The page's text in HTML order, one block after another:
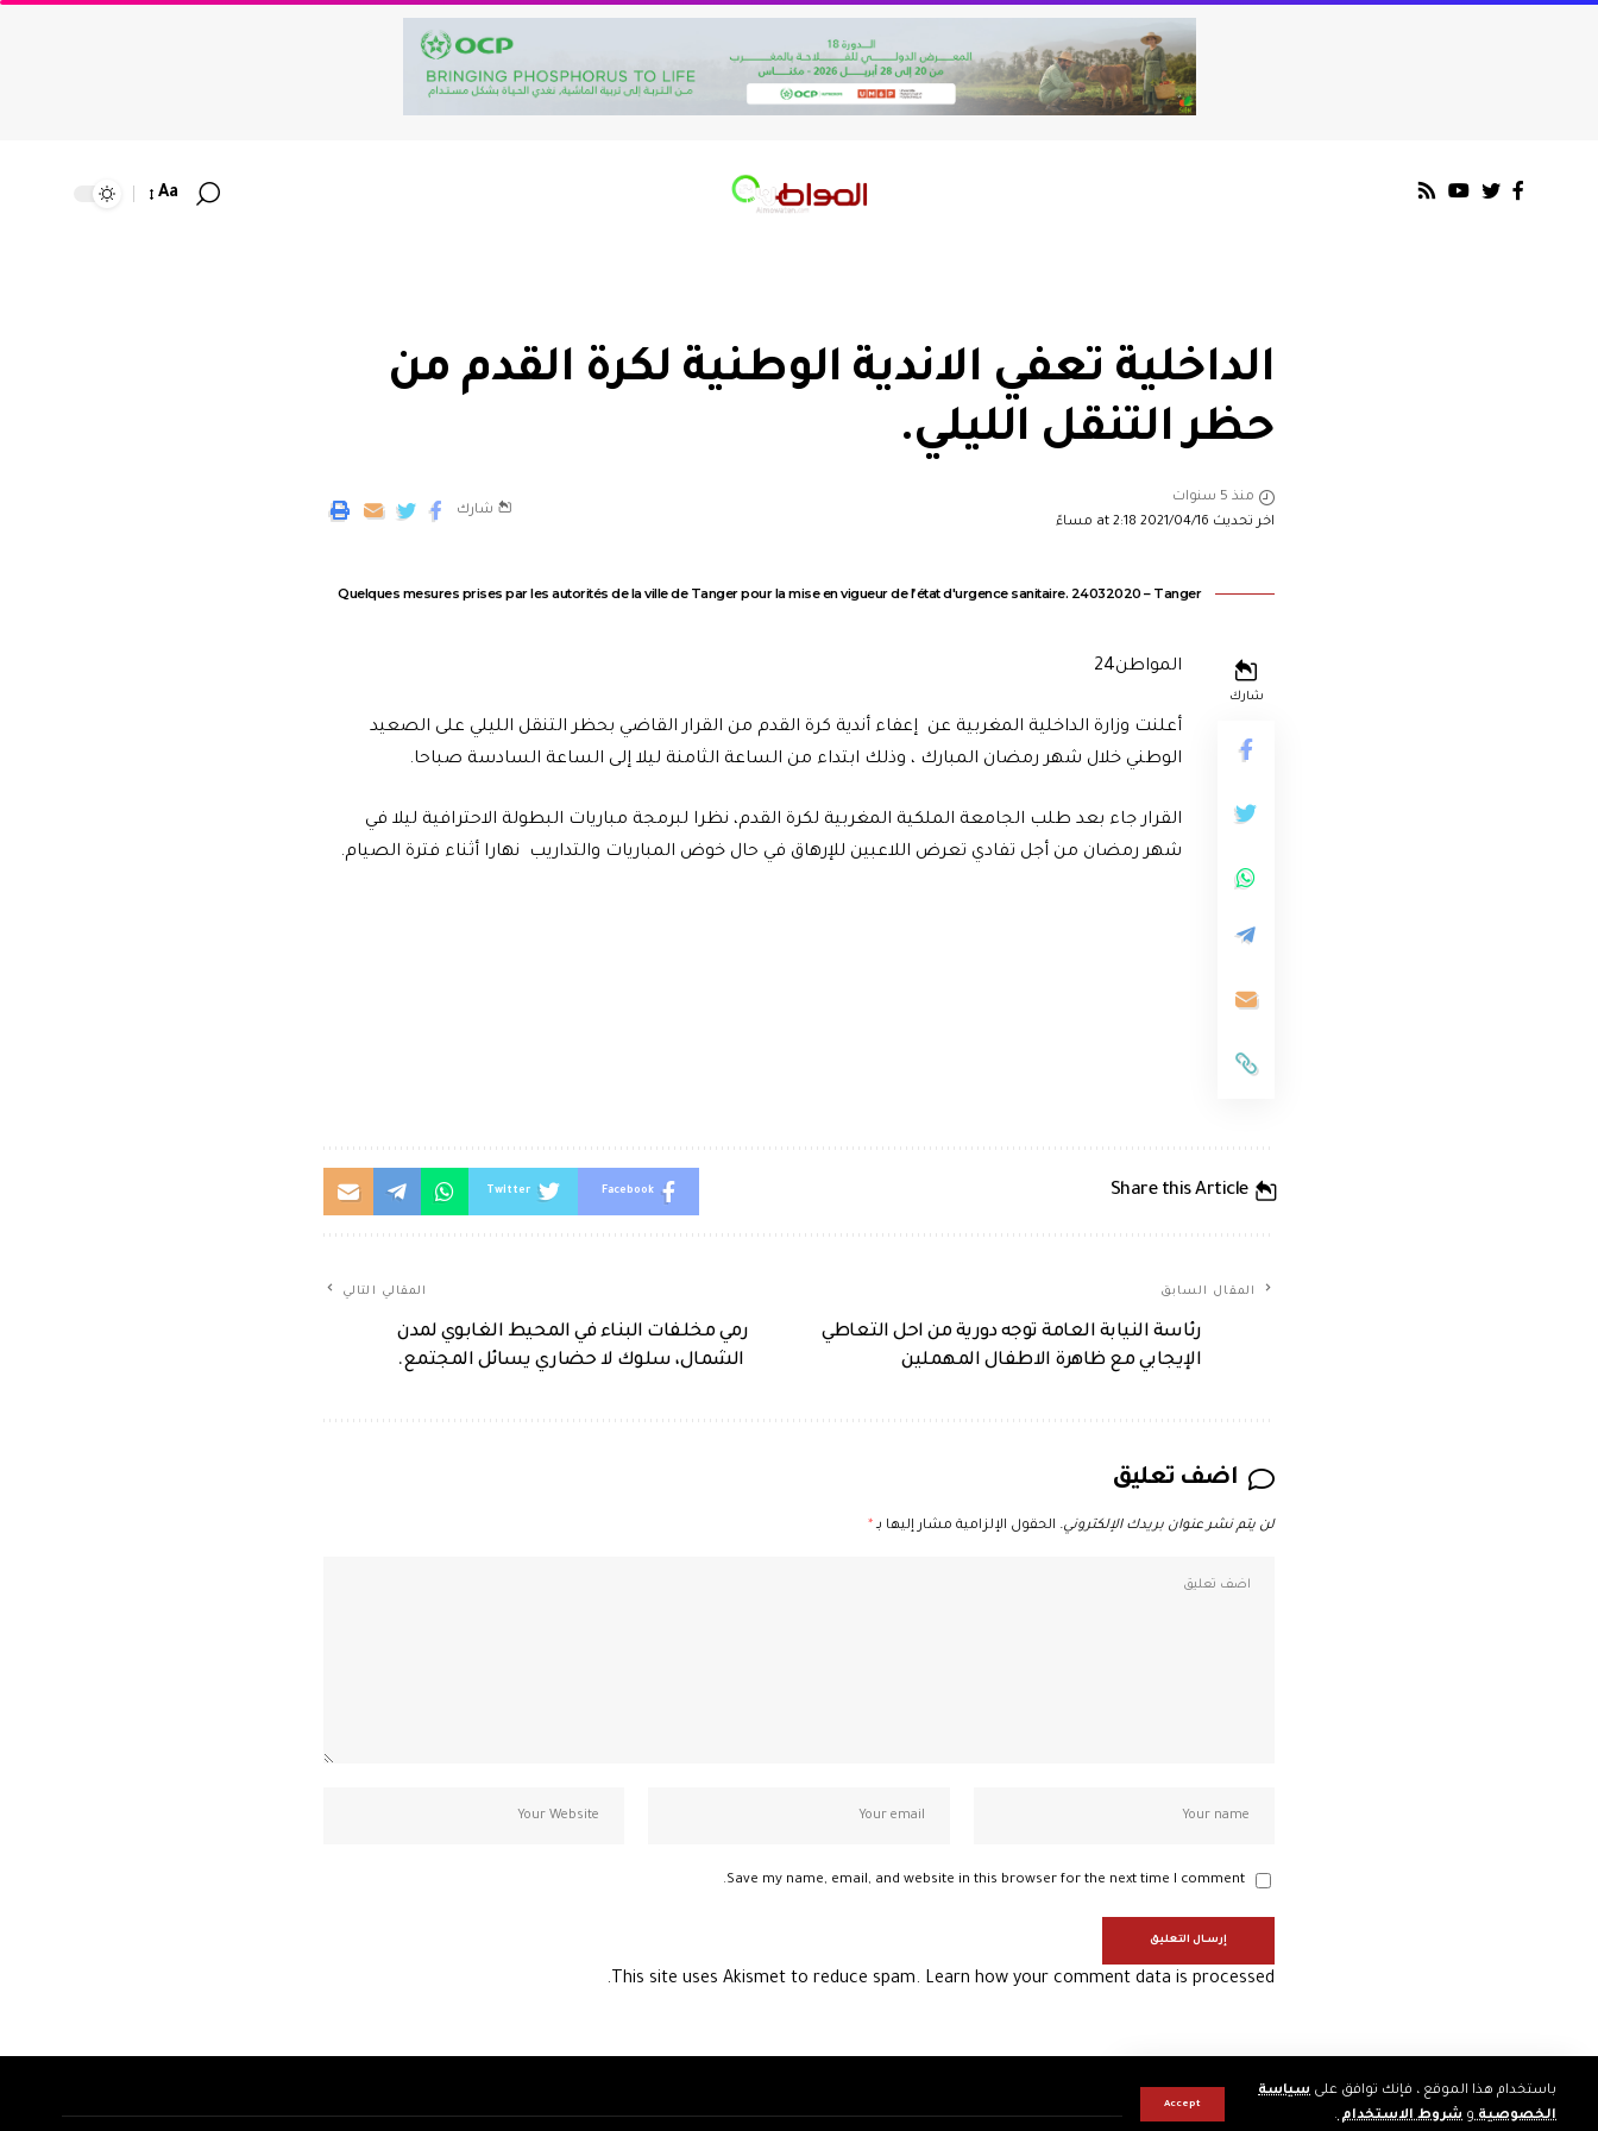
باستخدام هذا الموقع ، فإنك توافق على سياسة
الخصوصيةو شروط الاستخدام.
Accept
Aa
الداخلية تعفي الاندية الوطنية لكرة القدم من
حظر التنقل الليلي.
اخر تحديث 2021/04/16 at 2:18 مساءً
منذ 5 سنوات
شارك
Quelques mesures prises par les autorités de la ville de Tanger pour la mise en vigueur de l’état d'urgence sanitaire. 24032020 – Tanger
شارك
المواطن24
أعلنت وزارة الداخلية المغربية عن إعفاء أندية كرة القدم من القرار القاضي بحظر التنقل الليلي على الصعيد
الوطني خلال شهر رمضان المبارك ، وذلك ابتداء من الساعة الثامنة ليلا إلى الساعة السادسة صباحا.
القرار جاء بعد طلب الجامعة الملكية المغربية لكرة القدم، نظرا لبرمجة مباريات البطولة الاحترافية ليلا في
شهر رمضان من أجل تفادي تعرض اللاعبين للإرهاق في حال خوض المباريات والتداريب نهارا أثناء فترة الصيام.
Share this Article
Facebook
Twitter
المقال السابق
رئاسة النيابة العامة توجه دورية من احل التعاطي
الإيجابي مع ظاهرة الاطفال المهملين
المقالي التالي
رمي مخلفات البناء في المحيط الغابوي لمدن
الشمال، سلوك لا حضاري يسائل المجتمع.
اضف تعليق
لن يتم نشر عنوان بريدك الإلكتروني. الحقول الإلزامية مشار إليها بـ *
Save my name, email, and website in this browser for the next time I comment.
This site uses Akismet to reduce spam. Learn how your comment data is processed.